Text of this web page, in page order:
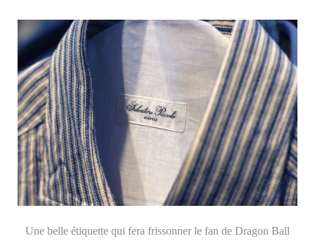
Une belle étiquette qui fera frissonner le fan de Dragon Ball